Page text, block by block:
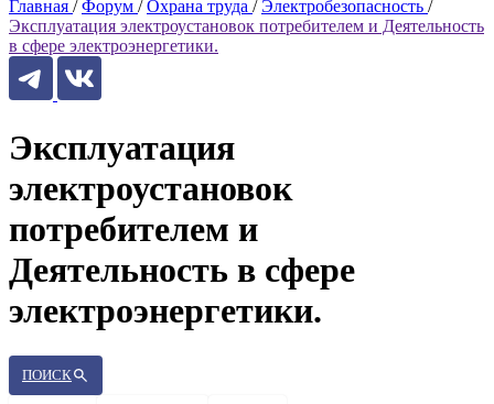
Главная / Форум / Охрана труда / Электробезопасность /
Эксплуатация электроустановок потребителем и Деятельность
в сфере электроэнергетики.
Эксплуатация
электроустановок
потребителем и
Деятельность в сфере
электроэнергетики.
ПОИСК